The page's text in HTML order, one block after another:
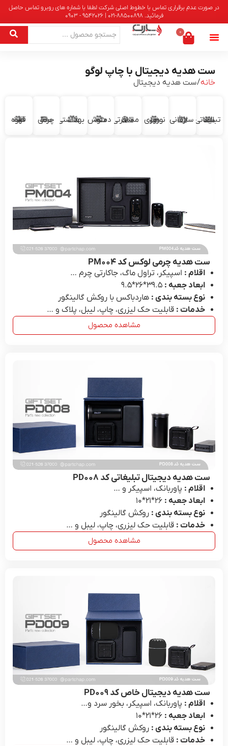
در صورت عدم برقراری تماس با خطوط اصلی شرکت لطفا با شماره های روبرو تماس حاصل
فرمائید. 88500898-021 | 9542026 - 0903
0
ست هدیه دیجیتال با چاپ لوگو
خانه/ ست هدیه دیجیتال
تبلیغاتی سازمانی نوروزی مسافرتی دمنوش بهداشتی چرمی قهوه
ست هدیه چرمی لوکس کد PM۰۰۴
اقلام : اسپیکر، تراول ماگ، جاکارتی چرم …
ابعاد جعبه :
نوع بسته بندی : هاردباکس با روکش گالینگور
خدمات : قابلیت حک لیزری، چاپ، لیبل، پلاک و …
مشاهده محصول
ست هدیه دیجیتال تبلیغاتی کد PD۰۰۸
اقلام : پاوربانک، اسپیکر و …
ابعاد جعبه :
نوع بسته بندی : روکش گالینگور
خدمات : قابلیت حک لیزری، چاپ، لیبل و …
مشاهده محصول
ست هدیه دیجیتال خاص کد PD۰۰۹
اقلام : پاوربانک، اسپیکر، بخور سرد و…
ابعاد جعبه :
نوع بسته بندی : روکش گالینگور
خدمات : قابلیت حک لیزری، چاپ، لیبل و …